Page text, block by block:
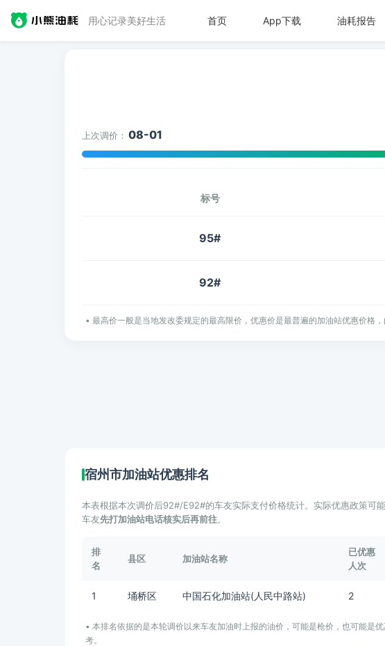
用心记录美好生活 首页 App下载 油耗报告
上次调价： 08-01
标号
95#
92#
• 最高价一般是当地发改委规定的最高限价，优惠价是最普遍的加油站优惠价格
宿州市加油站优惠排名
本表根据本次调价后92#/E92#的车友实际支付价格统计。实际优惠政策可
车友先打加油站电话核实后再前往。
排
名
县区 加油站名称
已优惠
人次
1 埇桥区 中国石化加油站(人民中路站) 2
• 本排名依据的是本轮调价以来车友加油时上报的油价，可能是枪价，也可能是
考。